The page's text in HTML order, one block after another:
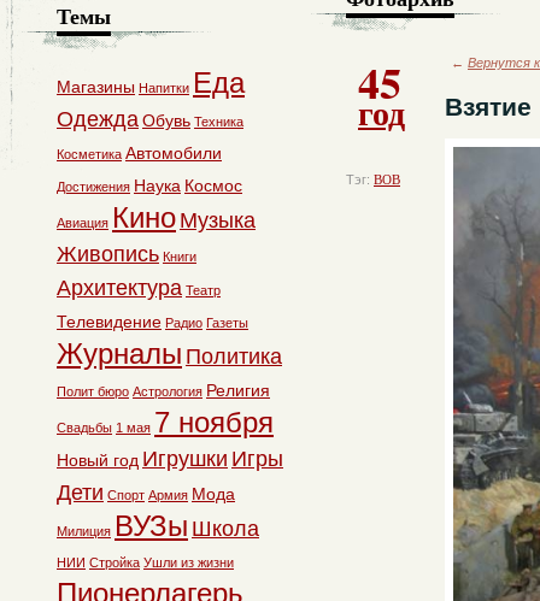
45
год
Тэг: ВОВ
← Вернутся
Темы
Магазины Напитки Еда
ОдеждаОбувь Техника
Косметика Автомобили
Достижения Наука Космос
Авиация Кино Музыка
Живопись Книги
Архитектура Театр
Телевидение Радио Газеты
Журналы Политика
Полит бюро Астрология Религия
Свадьбы 1 мая 7 ноября
Новый год Игрушки Игры
Дети Спорт Армия Мода
Милиция ВУЗы Школа
НИИ Стройка Ушли из жизни
Пионерлагерь